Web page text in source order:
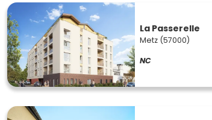
La Passerelle
Metz (57000)
NC